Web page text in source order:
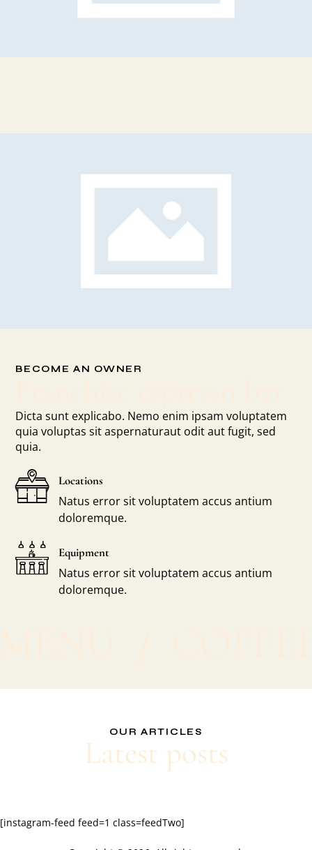
BECOME AN OWNER
Dicta sunt explicabo. Nemo enim ipsam voluptatem
quia voluptas sit aspernaturaut odit aut fugit, sed
quia.
Locations
Natus error sit voluptatem accus antium
doloremque.
Equipment
Natus error sit voluptatem accus antium
doloremque.
OUR ARTICLES
Latest posts
[instagram-feed feed=1 class=feedTwo]